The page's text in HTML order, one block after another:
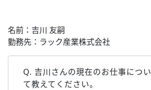
名前：吉川 友嗣
勤務先：ラック産業株式会社
Q. 吉川さんの現在のお仕事につい
て教えてください。